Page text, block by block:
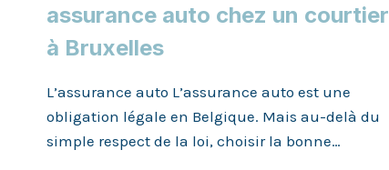
assurance auto chez un courtier
à Bruxelles
L’assurance auto L’assurance auto est une
obligation légale en Belgique. Mais au-delà du
simple respect de la loi, choisir la bonne…